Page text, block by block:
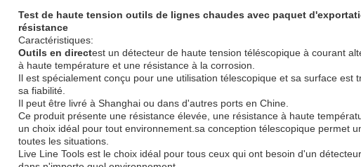
Test de haute tension outils de lignes chaudes avec paquet
résistance
Caractéristiques:
Outils en directest un détecteur de haute tension téléscopique à courant
à haute température et une résistance à la corrosion.
Il est spécialement conçu pour une utilisation télescopique et sa surface
sa fiabilité.
Il peut être livré à Shanghai ou dans d'autres ports en Chine.
Ce produit présente une résistance élevée, une résistance à haute
un choix idéal pour tout environnement.sa conception télescopique permet
toutes les situations.
Live Line Tools est le choix idéal pour tous ceux qui ont besoin d'un